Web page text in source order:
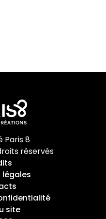
Paris 8
réservés
légales
site